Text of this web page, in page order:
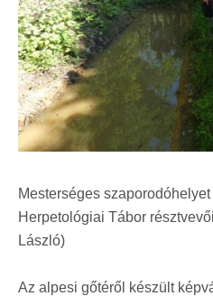
Mesterséges
Herpetológiai Tábor
László)
Az alpesi gőtéről készült